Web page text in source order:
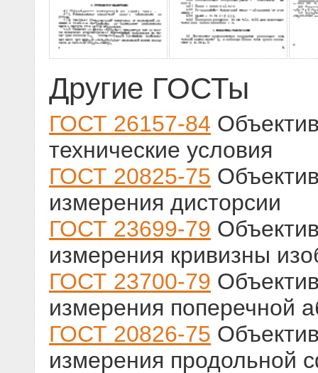
Другие ГОСТы
ГОСТ 26157-84
технические условия
ГОСТ 20825-75
измерения дисторсии
ГОСТ 23699-79
измерения кривизны
ГОСТ 23700-79
измерения поперечной
ГОСТ 20826-75
измерения продольной